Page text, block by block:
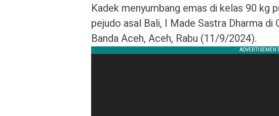
Kadek menyumbang emas di kelas 90 kg
pejudo asal Bali, I Made Sastra Dharma di
Banda Aceh, Aceh, Rabu (11/9/2024).